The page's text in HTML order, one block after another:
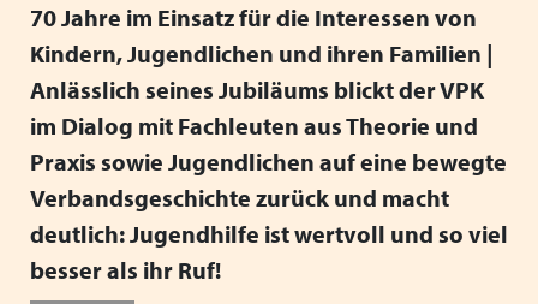
70 Jahre im Einsatz für die Interessen von
Kindern, Jugendlichen und ihren Familien |
Anlässlich seines Jubiläums blickt der VPK
im Dialog mit Fachleuten aus Theorie und
Praxis sowie Jugendlichen auf eine bewegte
Verbandsgeschichte zurück und macht
deutlich: Jugendhilfe ist wertvoll und so viel
besser als ihr Ruf!